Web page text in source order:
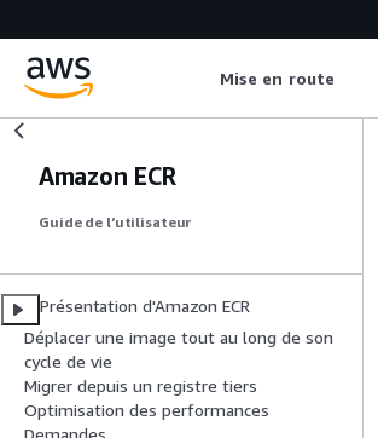
Mise en route
Amazon ECR
Guide de l’utilisateur
Présentation d'Amazon ECR
Déplacer une image tout au long de son
cycle de vie
Migrer depuis un registre tiers
Optimisation des performances